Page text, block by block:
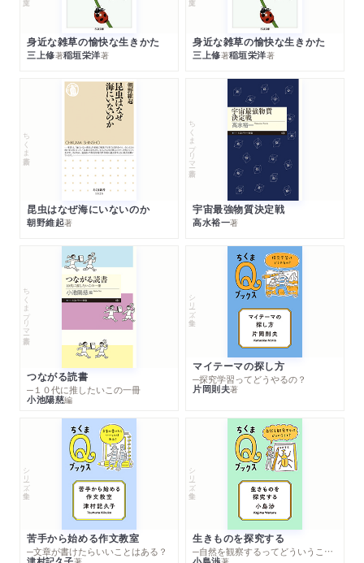
身近な雑草の愉快な生きかた
三上修著稲垣栄洋著
身近な雑草の愉快な生きかた
三上修著稲垣栄洋著
ちくま新書
昆虫はなぜ海にいないのか
朝野維起著
ちくまプリマー新書
宇宙最強物質決定戦
高水裕一著
ちくまプリマー新書
つながる読書
─１０代に推したいこの一冊
小池陽慈編
シリーズ・全集
マイテーマの探し方
─探究学習ってどうやるの？
片岡則夫著
シリーズ・全集
苦手から始める作文教室
─文章が書けたらいいことはある？
シリーズ・全集
生きものを探究する
─自然を観察するってどういうこと？